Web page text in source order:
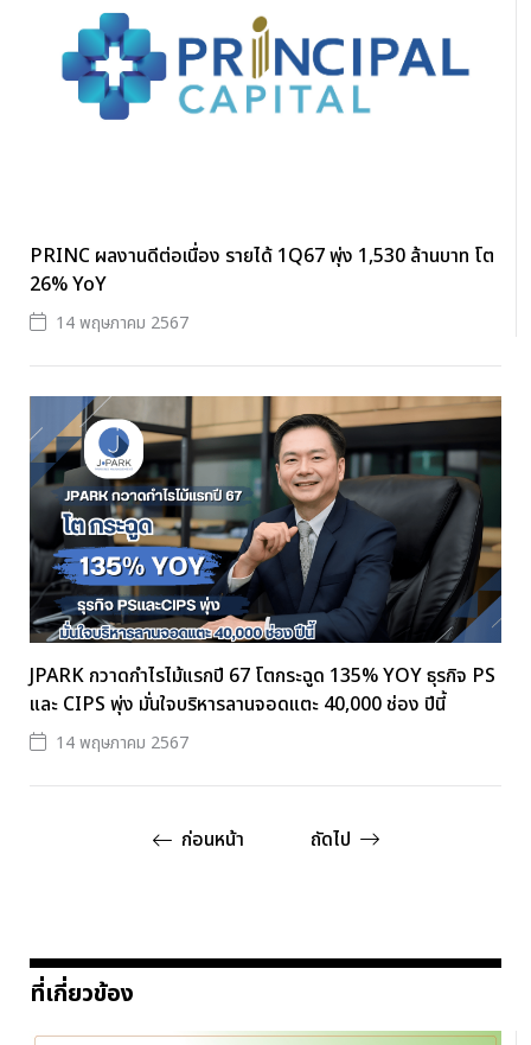
PRINC ผลงานดีต่อเนื่อง รายได้ 1Q67 พุ่ง 1,530 ล้านบาท โต
26% YoY
14 พฤษภาคม 2567
JPARK กวาดกำไรไม้แรกปี 67 โตกระฉูด 135% YOY ธุรกิจ PS
และ CIPS พุ่ง มั่นใจบริหารลานจอดแตะ 40,000 ช่อง ปีนี้
14 พฤษภาคม 2567
ก่อนหน้า ถัดไป
ที่เกี่ยวข้อง